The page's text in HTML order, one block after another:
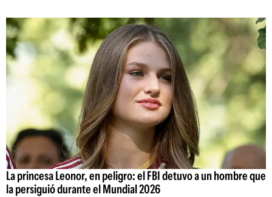
La princesa Leonor, en peligro: el FBI detuvo a un hombre que
la persiguió durante el Mundial 2026